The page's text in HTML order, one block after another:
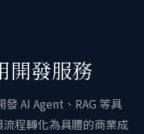
開發服務
AI Agent、RAG 等具
程轉化為具體的商業成